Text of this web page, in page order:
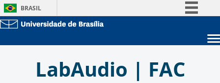
BRASIL
Acesso à informação
Unidades acadêmicas
Estude na UnB
LabAudio | FAC